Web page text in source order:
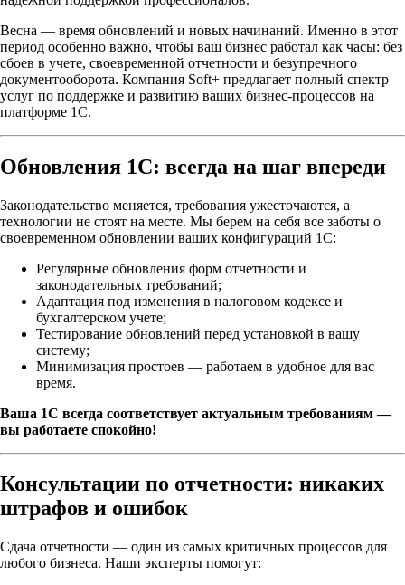
Весна — время обновлений и новых начинаний. Именно в этот
период особенно важно, чтобы ваш бизнес работал как часы: без
сбоев в учете, своевременной отчетности и безупречного
документооборота. Компания Soft+ предлагает полный спектр
услуг по поддержке и развитию ваших бизнес-процессов на
платформе 1С.
Обновления 1С: всегда на шаг впереди
Законодательство меняется, требования ужесточаются, а
технологии не стоят на месте. Мы берем на себя все заботы о
своевременном обновлении ваших конфигураций 1С:
Регулярные обновления форм отчетности и
законодательных требований;
Адаптация под изменения в налоговом кодексе и
бухгалтерском учете;
Тестирование обновлений перед установкой в вашу
систему;
Минимизация простоев — работаем в удобное для вас
время.
Ваша 1С всегда соответствует актуальным требованиям —
вы работаете спокойно!
Консультации по отчетности: никаких
штрафов и ошибок
Сдача отчетности — один из самых критичных процессов для
любого бизнеса. Наши эксперты помогут: